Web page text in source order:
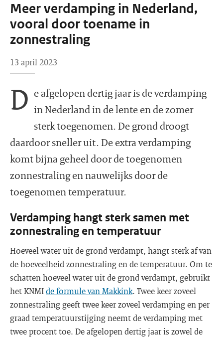
Meer verdamping in Nederland,
vooral door toename in
zonnestraling
13 april 2023
D e afgelopen dertig jaar is de verdamping
in Nederland in de lente en de zomer
sterk toegenomen. De grond droogt
daardoor sneller uit. De extra verdamping
komt bijna geheel door de toegenomen
zonnestraling en nauwelijks door de
toegenomen temperatuur.
Verdamping hangt sterk samen met
zonnestraling en temperatuur
Hoeveel water uit de grond verdampt, hangt sterk af van
de hoeveelheid zonnestraling en de temperatuur. Om te
schatten hoeveel water uit de grond verdampt, gebruikt
het KNMIde formule van Makkink. Twee keer zoveel
zonnestraling geeft twee keer zoveel verdamping en per
graad temperatuurstijging neemt de verdamping met
twee procent toe. De afgelopen dertig jaar is zowel de